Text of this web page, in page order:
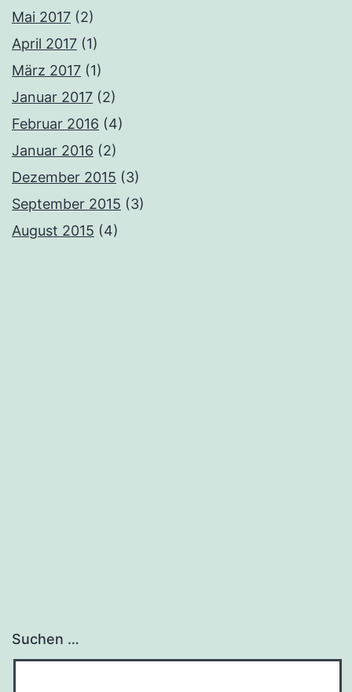
Mai 2017 (2)
April 2017 (1)
März 2017 (1)
Januar 2017 (2)
Februar 2016 (4)
Januar 2016 (2)
Dezember 2015 (3)
September 2015 (3)
August 2015 (4)
Suchen …